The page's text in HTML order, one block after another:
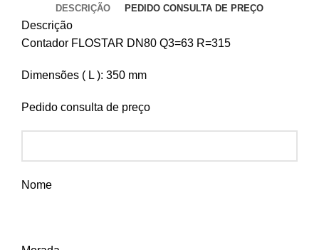
DESCRIÇÃO PEDIDO CONSULTA DE PREÇO
Descrição
Contador FLOSTAR DN80 Q3=63 R=315
Dimensões ( L ): 350 mm
Pedido consulta de preço
Nome